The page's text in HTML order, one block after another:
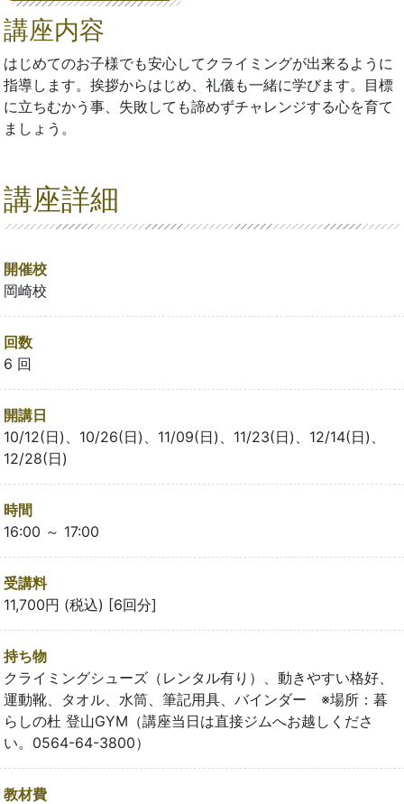
講座内容
はじめてのお子様でも安心してクライミングが出来るように
指導します。挨拶からはじめ、礼儀も一緒に学びます。目標
に立ちむかう事、失敗しても諦めずチャレンジする心を育て
ましょう。
講座詳細
開催校
岡崎校
回数
6 回
開講日
10/12(日)、10/26(日)、11/09(日)、11/23(日)、12/14(日)、
12/28(日)
時間
16:00 ～ 17:00
受講料
11,700円 (税込) [6回分]
持ち物
クライミングシューズ（レンタル有り）、動きやすい格好、
運動靴、タオル、水筒、筆記用具、バインダー ※場所：暮
らしの杜 登山GYM（講座当日は直接ジムへお越しくださ
い。0564-64-3800）
教材費